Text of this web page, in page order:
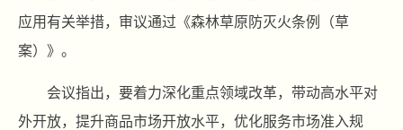
应用有关举措，审议通过《森林草原防灭火条例（草
案）》。
会议指出，要着力深化重点领域改革，带动高水平对
外开放，提升商品市场开放水平，优化服务市场准入规